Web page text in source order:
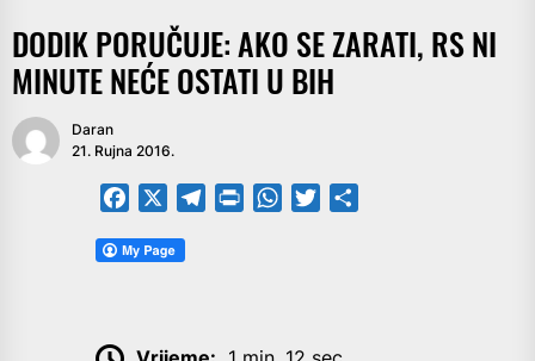
DODIK PORUČUJE: AKO SE ZARATI, RS NI
MINUTE NEĆE OSTATI U BIH
Daran
21. Rujna 2016.
Facebook TelegramPrintFriendly
WhatsApp
Twitter